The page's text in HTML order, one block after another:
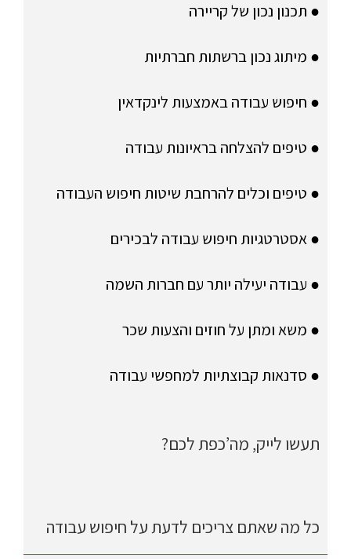
● תכנון נכון של קריירה
● מיתוג נכון ברשתות חברתיות
● חיפוש עבודה באמצעות לינקדאין
● טיפים להצלחה בראיונות עבודה
● טיפים וכלים להרחבת שיטות חיפוש העבודה
● אסטרטגיות חיפוש עבודה לבכירים
● עבודה יעילה יותר עם חברות השמה
● משא ומתן על חוזים והצעות שכר
● סדנאות קבוצתיות למחפשי עבודה
תעשו לייק, מה’כפת לכם?
כל מה שאתם צריכים לדעת על חיפוש עבודה